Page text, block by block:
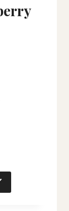
vare